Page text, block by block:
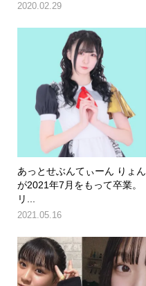
2020.02.29
あっとせぶんてぃーん りょん
が2021年7月をもって卒業。
リ...
2021.05.16